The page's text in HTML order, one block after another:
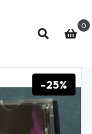
0
-25%